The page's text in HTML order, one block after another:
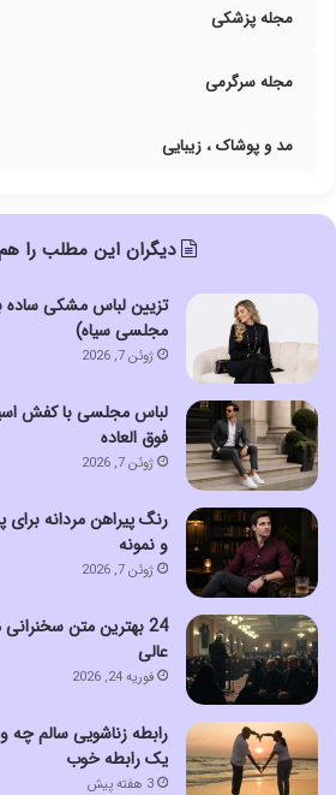
مجله پزشکی
مجله سرگرمی
مد و پوشاک ، زیبایی
دیگران این مطلب را
مجلسی سیاه)
ژوئن 7, 2026
فوق العاده
ژوئن 7, 2026
و نمونه
ژوئن 7, 2026
عالی
فوریه 24, 2026
یک رابطه خوب
3 هفته پیش